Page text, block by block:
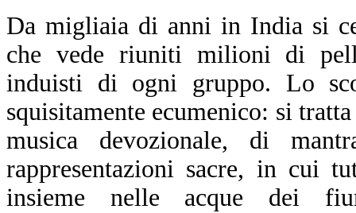
Da migliaia di anni in India si
che vede riuniti milioni di
induisti di ogni gruppo. Lo
squisitamente ecumenico: si
musica devozionale, di
rappresentazioni sacre, in cui
insieme nelle acque dei